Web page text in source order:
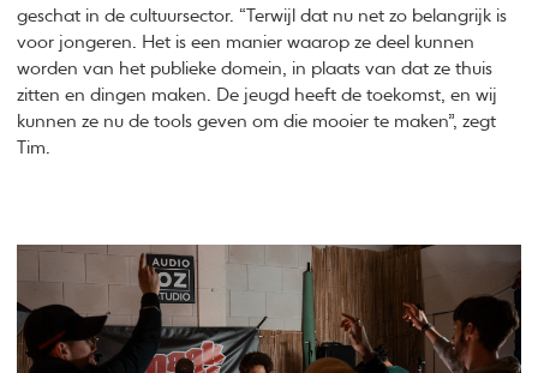
geschat in de cultuursector. “Terwijl dat nu net zo belangrijk is
voor jongeren. Het is een manier waarop ze deel kunnen
worden van het publieke domein, in plaats van dat ze thuis
zitten en dingen maken. De jeugd heeft de toekomst, en wij
kunnen ze nu de tools geven om die mooier te maken”, zegt
Tim.